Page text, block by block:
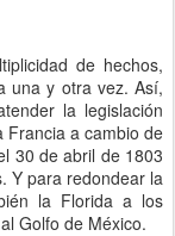
de hechos,
una y otra vez. Así,
la legislación
Francia a cambio de
30 de abril de 1803
Y para redondear la
la Florida a los
Golfo de México.